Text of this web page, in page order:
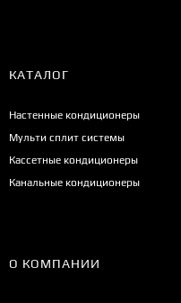
КАТАЛОГ
Настенные кондиционеры
Мульти сплит системы
Кассетные кондиционеры
Канальные кондиционеры
О КОМПАНИИ